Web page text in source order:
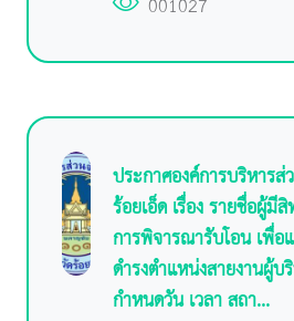
ประกาศองค์การบริหารส่
ร้อยเอ็ด เรื่อง รายชื่อผู้มีสิ
การพิจารณารับโอน เพื่อ
ดำรงตำแหน่งสายงานผู้บ
กำหนดวัน เวลา สถา...